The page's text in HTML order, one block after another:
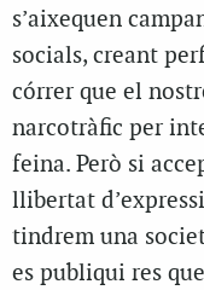
s’aixequen
socials, creant
córrer que el
narcotràfic per
feina. Però si
llibertat
tindrem una
es publiqui res